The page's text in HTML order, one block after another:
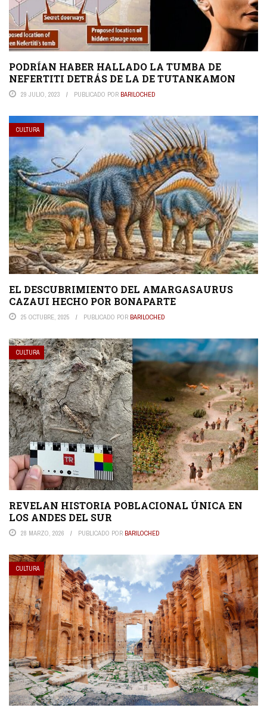
PODRÍAN HABER HALLADO LA TUMBA DE
NEFERTITI DETRÁS DE LA DE TUTANKAMON
29 JULIO, 2023 PUBLICADO POR BARILOCHED
CULTURA
EL DESCUBRIMIENTO DEL AMARGASAURUS
CAZAUI HECHO POR BONAPARTE
25 OCTUBRE, 2025 PUBLICADO POR BARILOCHED
CULTURA
REVELAN HISTORIA POBLACIONAL ÚNICA EN
LOS ANDES DEL SUR
28 MARZO, 2026 PUBLICADO POR BARILOCHED
CULTURA